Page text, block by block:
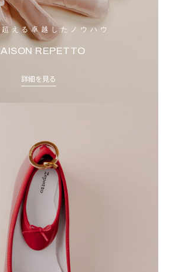
える卓越したノウハウ
REPETTO
詳細を見る